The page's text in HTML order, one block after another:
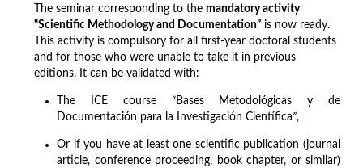
The seminar corresponding to the mandatory activity
“Scientific Methodology and Documentation” is now ready.
This activity is compulsory for all first-year doctoral students
and for those who were unable to take it in previous
editions. It can be validated with:
The ICE course “Bases Metodológicas y de
Documentación para la Investigación Científica”,
Or if you have at least one scientific publication (journal
article, conference proceeding, book chapter, or similar)